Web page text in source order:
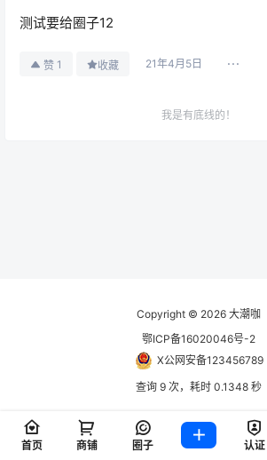
测试要给圈子12
赞 1 收藏 21年4月5日
我是有底线的！
广场
积分测试
Copyright © 2026 大潮咖
鄂ICP备16020046号-2
X公网安备123456789
查询 9 次，耗时 0.1348 秒
首页 商铺 圈子 认证